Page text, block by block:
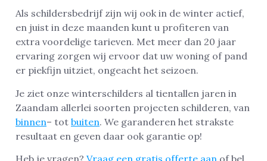
Als schildersbedrijf zijn wij ook in de winter actief,
en juist in deze maanden kunt u profiteren van
extra voordelige tarieven. Met meer dan 20 jaar
ervaring zorgen wij ervoor dat uw woning of pand
er piekfijn uitziet, ongeacht het seizoen.
Je ziet onze winterschilders al tientallen jaren in
Zaandam allerlei soorten projecten schilderen, van
binnen– tot buiten. We garanderen het strakste
resultaat en geven daar ook garantie op!